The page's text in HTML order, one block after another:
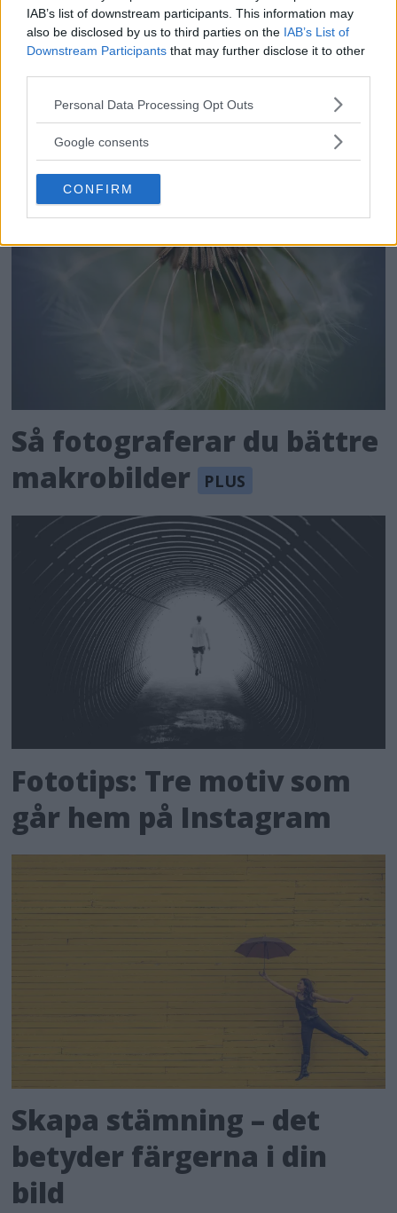
IAB’s list of downstream participants. This information may
also be disclosed by us to third parties on the IAB’s List of
Downstream Participants that may further disclose it to other
Please note that this website/app uses one or more Google
not limited to your visit or usage behaviour. You may click to
use your data for below specified purposes in below Google
consent section.
Personal Data Processing Opt Outs
Google consents
CONFIRM
Skola: Verktyg för att
tänka utanför boxen som
fotograf
Så fotograferar du bättre
makrobilder
Fototips: Tre motiv som
går hem på Instagram
Skapa stämning – det
betyder färgerna i din
bild